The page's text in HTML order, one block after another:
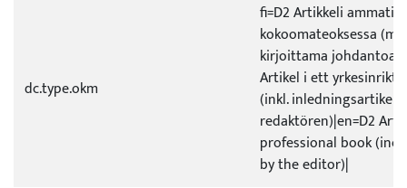
dc.type.okm
fi=D2 Artikkeli
kokoomateoksessa
kirjoittama
Artikel i ett
(inkl. inledningsartikel
redaktören)|en=D2
professional book
by the editor)|